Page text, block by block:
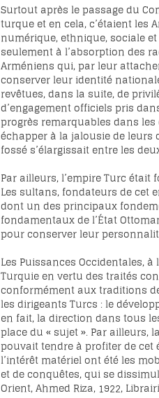
Surtout après le passage du
turque et en cela, c’étaient
numérique, ethnique, sociale
seulement à l’absorption des
Arméniens qui, par leur
conserver leur identité
revêtues, dans la suite, de
d’engagement officiels pris
progrès remarquables dans
échapper à la jalousie de leurs
fossé s’élargissait entre les
Par ailleurs, l’empire Turc
Les sultans, fondateurs de cet
dont un des principaux
fondamentaux de l’État
pour conserver leur
Les Puissances Occidentales,
Turquie en vertu des traités
conformément aux traditions
les dirigeants Turcs : le
en fait, la direction dans tous
place du « sujet ». Par
pouvait tendre à profiter de cet
l’intérêt matériel ont été les
et de conquêtes, qui se
Orient, Ahmed Riza, 1922,